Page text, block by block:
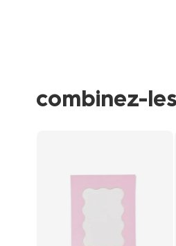
combinez-